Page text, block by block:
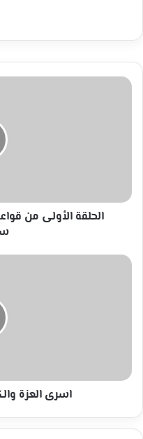
الحلقة
أ/
الحلقة الأولى من
اسرى
اسرى العزة